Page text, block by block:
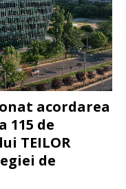
acordarea
115 de
TEILOR
de